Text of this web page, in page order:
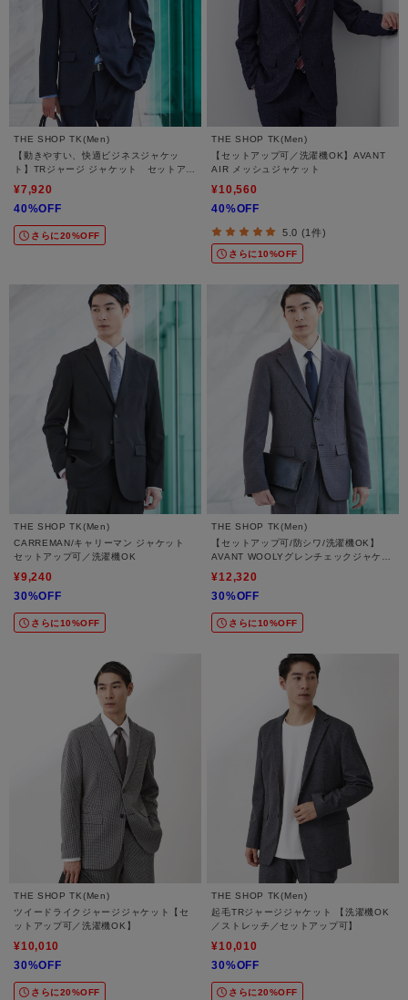
THE SHOP TK(Men)
【動きやすい、快適ビジネスジャケッ
ト】TRジャージ ジャケット セットアッ
¥7,920
40%OFF
さらに20%OFF
THE SHOP TK(Men)
【セットアップ可／洗濯機OK】AVANT
AIR メッシュジャケット
¥10,560
40%OFF
5.0 (1件)
さらに10%OFF
THE SHOP TK(Men)
CARREMAN/キャリーマン ジャケット
セットアップ可／洗濯機OK
¥9,240
30%OFF
さらに10%OFF
THE SHOP TK(Men)
【セットアップ可/防シワ/洗濯機OK】
AVANT WOOLYグレンチェックジャケッ
¥12,320
30%OFF
さらに10%OFF
THE SHOP TK(Men)
ツイードライクジャージジャケット【セ
ットアップ可／洗濯機OK】
¥10,010
30%OFF
さらに20%OFF
THE SHOP TK(Men)
起毛TRジャージジャケット 【洗濯機OK
／ストレッチ／セットアップ可】
¥10,010
30%OFF
さらに20%OFF